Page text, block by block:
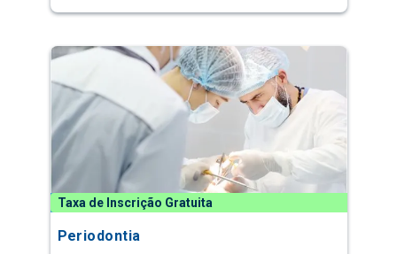
Taxa de Inscrição Gratuita
Periodontia